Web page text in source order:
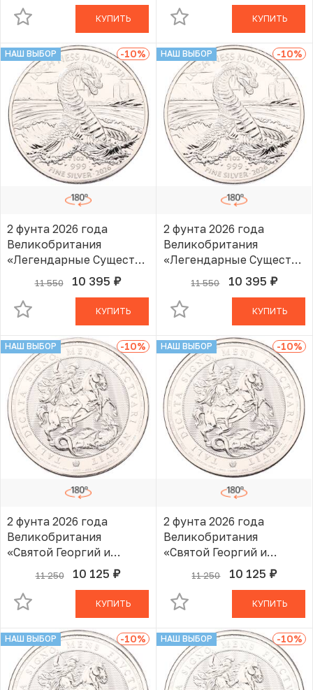
КУПИТЬ КУПИТЬ
НАШ ВЫБОР -10%
2 фунта 2026 года
Великобритания
«Легендарные Существа
— Лох-Несское
чудовище»
11 550 10 395 руб.
В КОРЗИНЕ
КУПИТЬ
НАШ ВЫБОР -10%
2 фунта 2026 года
Великобритания
«Легендарные Существа
— Лох-Несское
чудовище»
11 550 10 395 руб.
В КОРЗИНЕ
КУПИТЬ
НАШ ВЫБОР -10%
2 фунта 2026 года
Великобритания
«Святой Георгий и
11 250 10 125 руб.
В КОРЗИНЕ
КУПИТЬ
НАШ ВЫБОР -10%
2 фунта 2026 года
Великобритания
«Святой Георгий и
11 250 10 125 руб.
В КОРЗИНЕ
КУПИТЬ
НАШ ВЫБОР -10% НАШ ВЫБОР -10%